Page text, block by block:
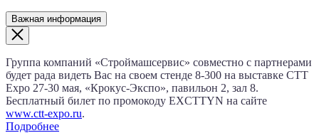
Важная информация
Группа компаний «Строймашсервис» совместно с партнерами
будет рада видеть Вас на своем стенде 8‑300 на выставке CTT
Expo 27‑30 мая, «Крокус‑Экспо», павильон 2, зал 8.
Бесплатный билет по промокоду EXCTTYN на сайте
www.сtt-expo.ru.
Подробнее